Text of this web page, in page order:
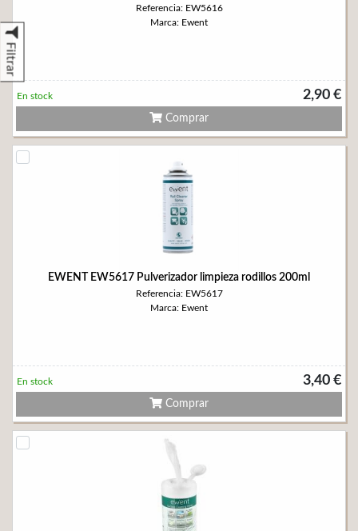
Filtrar
Referencia: EW5616
Marca: Ewent
2,90 €
En stock
Comprar
EWENT EW5617 Pulverizador limpieza rodillos 200ml
Referencia: EW5617
Marca: Ewent
3,40 €
En stock
Comprar